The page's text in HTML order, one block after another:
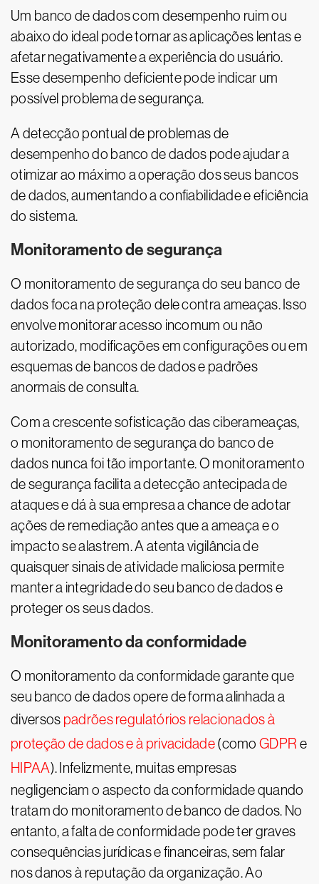
Um banco de dados com desempenho ruim ou
abaixo do ideal pode tornar as aplicações lentas e
afetar negativamente a experiência do usuário.
Esse desempenho deficiente pode indicar um
possível problema de segurança.
A detecção pontual de problemas de
desempenho do banco de dados pode ajudar a
otimizar ao máximo a operação dos seus bancos
de dados, aumentando a confiabilidade e eficiência
do sistema.
Monitoramento de segurança
O monitoramento de segurança do seu banco de
dados foca na proteção dele contra ameaças. Isso
envolve monitorar acesso incomum ou não
autorizado, modificações em configurações ou em
esquemas de bancos de dados e padrões
anormais de consulta.
Com a crescente sofisticação das ciberameaças,
o monitoramento de segurança do banco de
dados nunca foi tão importante. O monitoramento
de segurança facilita a detecção antecipada de
ataques e dá à sua empresa a chance de adotar
ações de remediação antes que a ameaça e o
impacto se alastrem. A atenta vigilância de
quaisquer sinais de atividade maliciosa permite
manter a integridade do seu banco de dados e
proteger os seus dados.
Monitoramento da conformidade
O monitoramento da conformidade garante que
seu banco de dados opere de forma alinhada a
diversos padrões regulatórios relacionados à
proteção de dados e à privacidade(comoGDPR e
HIPAA). Infelizmente, muitas empresas
negligenciam o aspecto da conformidade quando
tratam do monitoramento de banco de dados. No
entanto, a falta de conformidade pode ter graves
consequências jurídicas e financeiras, sem falar
nos danos à reputação da organização. Ao